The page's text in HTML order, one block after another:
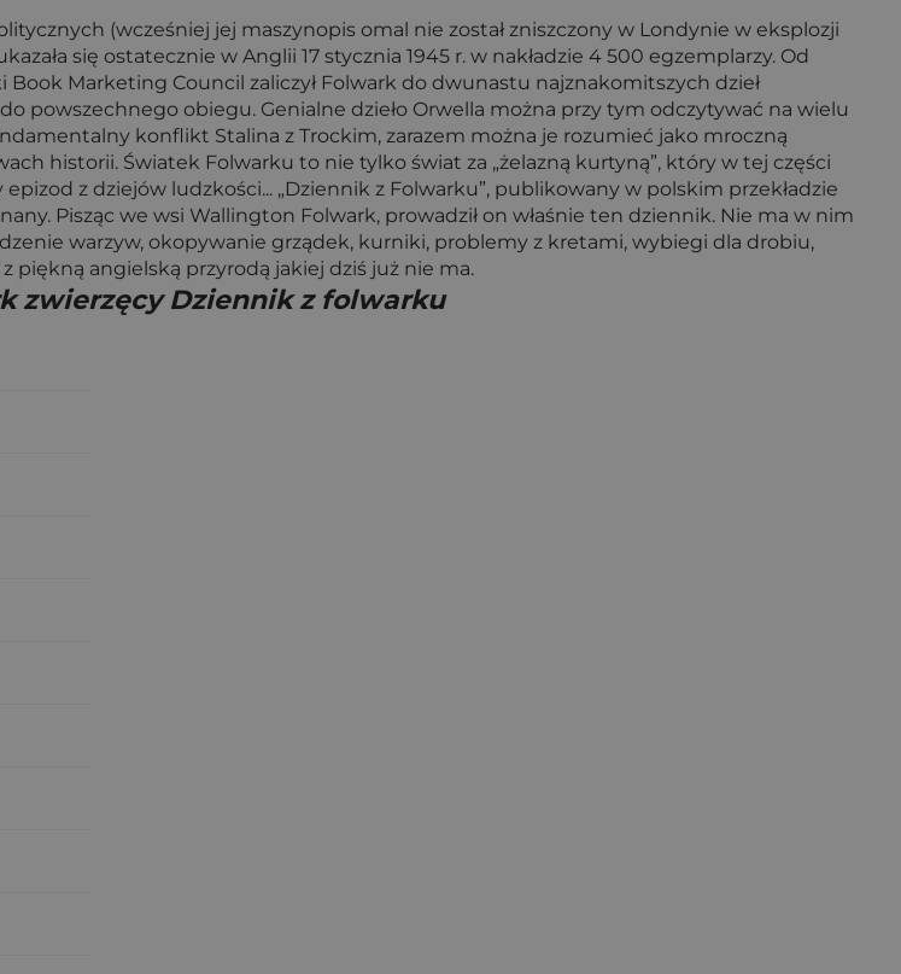
(wcześniej jej maszynopis omal nie został zniszczony w Londynie w eksplozji
się ostatecznie w Anglii 17 stycznia 1945 r. w nakładzie 4 500 egzemplarzy. Od
Marketing Council zaliczył Folwark do dwunastu najznakomitszych dzieł
powszechnego obiegu. Genialne dzieło Orwella można przy tym odczytywać na wielu
konflikt Stalina z Trockim, zarazem można je rozumieć jako mroczną
historii. Światek Folwarku to nie tylko świat za „żelazną kurtyną”, który w tej części
z dziejów ludzkości... „Dziennik z Folwarku”, publikowany w polskim przekładzie
Pisząc we wsi Wallington Folwark, prowadził on właśnie ten dziennik. Nie ma w nim
warzyw, okopywanie grządek, kurniki, problemy z kretami, wybiegi dla drobiu,
piękną angielską przyrodą jakiej dziś już nie ma.
zwierzęcy Dziennik z folwarku